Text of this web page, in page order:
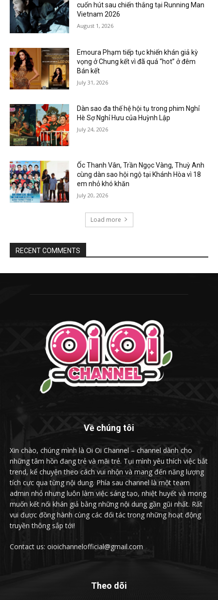
cuốn hút sau chiến thắng tại Running Man
Vietnam 2026
August 1, 2026
Emoura Phạm tiếp tục khiến khán giả kỳ
vọng ở Chung kết vì đã quá “hot” ở đêm
Bán kết
July 31, 2026
Dàn sao đa thế hệ hội tụ trong phim Nghỉ
Hè Sợ Nghỉ Hưu của Huỳnh Lập
July 24, 2026
Ốc Thanh Vân, Trần Ngọc Vàng, Thuỳ Anh
cùng dàn sao hội ngộ tại Khánh Hòa vì 18
em nhỏ khó khăn
July 20, 2026
Load more
RECENT COMMENTS
Về chúng tôi
Xin chào, chúng mình là Oi Oi Channel – channel dành cho
những tâm hồn đang trẻ và mãi trẻ. Tụi mình yêu thích việc bắt
trend, kể chuyện theo cách vui nhộn và mang đến năng lượng
tích cực qua từng nội dung. Phía sau channel là một team
admin nhỏ nhưng luôn làm việc sáng tạo, nhiệt huyết và mong
muốn kết nối khán giả bằng những nội dung gần gũi nhất. Rất
vui được đồng hành cùng các đối tác trong những hoạt động
truyền thông sắp tới!
Contact us: oioichannelofficial@gmail.com
Theo dõi